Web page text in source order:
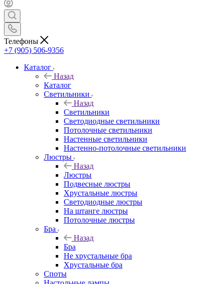
Телефоны
+7 (905) 506-9356
Каталог
Назад
Каталог
Светильники
Назад
Светильники
Светодиодные светильники
Потолочные светильники
Настенные светильники
Настенно-потолочные светильники
Люстры
Назад
Люстры
Подвесные люстры
Хрустальные люстры
Светодиодные люстры
На штанге люстры
Потолочные люстры
Бра
Назад
Бра
Не хрустальные бра
Хрустальные бра
Споты